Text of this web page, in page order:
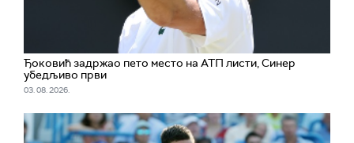
Ђоковић задржао пето место на АТП листи, Синер
убедљиво први
03. 08. 2026.